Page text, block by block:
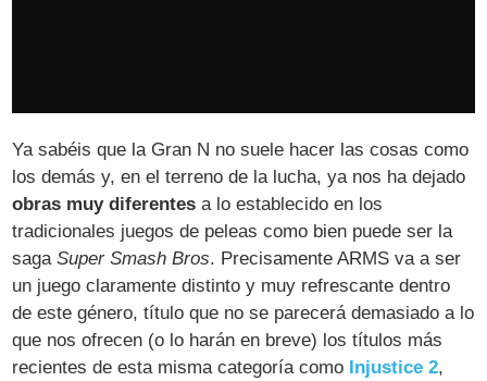
Ya sabéis que la Gran N no suele hacer las cosas como
los demás y, en el terreno de la lucha, ya nos ha dejado
obras muy diferentes a lo establecido en los
tradicionales juegos de peleas como bien puede ser la
sagaSuper Smash Bros. Precisamente ARMS va a ser
un juego claramente distinto y muy refrescante dentro
de este género, título que no se parecerá demasiado a lo
que nos ofrecen (o lo harán en breve) los títulos más
recientes de esta misma categoría como Injustice 2,